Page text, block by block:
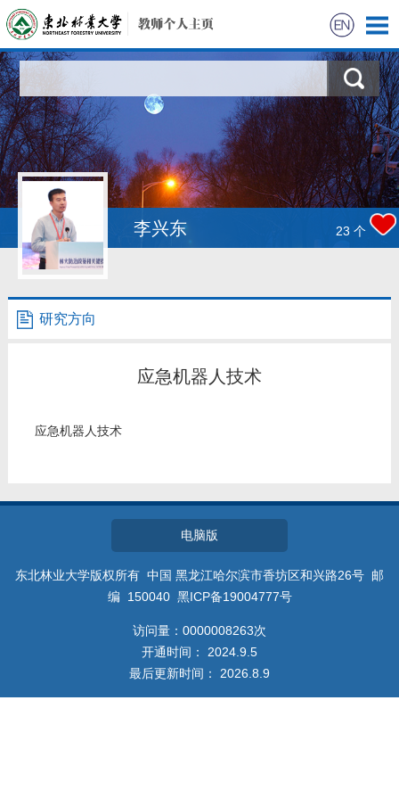
科学研究
教学研究
获奖信息
招生信息
学生信息
李兴东 23 个
研究方向
应急机器人技术
应急机器人技术
电脑版
东北林业大学版权所有 中国 黑龙江哈尔滨市香坊区和兴路26号 邮
编 150040 黑ICP备19004777号
访问量： 0000008263次
开通时间： 2024 9 5
最后更新时间： 2026 8 9